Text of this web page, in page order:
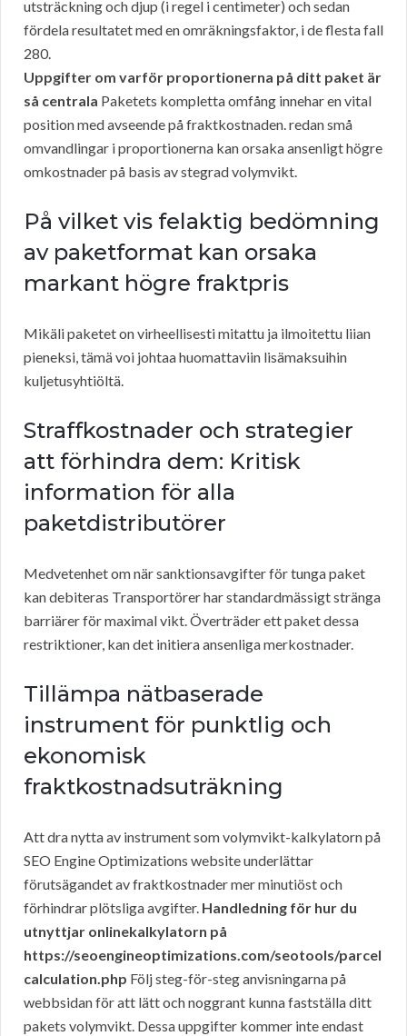
utsträckning och djup (i regel i centimeter) och sedan
fördela resultatet med en omräkningsfaktor, i de flesta fall
280.
Uppgifter om varför proportionerna på ditt paket är
så centrala Paketets kompletta omfång innehar en vital
position med avseende på fraktkostnaden. redan små
omvandlingar i proportionerna kan orsaka ansenligt högre
omkostnader på basis av stegrad volymvikt.
På vilket vis felaktig bedömning
av paketformat kan orsaka
markant högre fraktpris
Mikäli paketet on virheellisesti mitattu ja ilmoitettu liian
pieneksi, tämä voi johtaa huomattaviin lisämaksuihin
kuljetusyhtiöltä.
Straffkostnader och strategier
att förhindra dem: Kritisk
information för alla
paketdistributörer
Medvetenhet om när sanktionsavgifter för tunga paket
kan debiteras Transportörer har standardmässigt stränga
barriärer för maximal vikt. Överträder ett paket dessa
restriktioner, kan det initiera ansenliga merkostnader.
Tillämpa nätbaserade
instrument för punktlig och
ekonomisk
fraktkostnadsuträkning
Att dra nytta av instrument som volymvikt-kalkylatorn på
SEO Engine Optimizations website underlättar
förutsägandet av fraktkostnader mer minutiöst och
förhindrar plötsliga avgifter. Handledning för hur du
utnyttjar onlinekalkylatorn på
https://seoengineoptimizations.com/seotools/parcel
calculation.php Följ steg-för-steg anvisningarna på
webbsidan för att lätt och noggrant kunna fastställa ditt
pakets volymvikt. Dessa uppgifter kommer inte endast